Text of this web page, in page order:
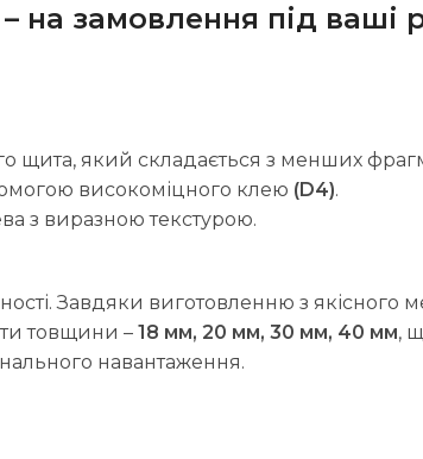
на замовлення під ваші
щита, який складається з менших
високоміцного клею (D4).
з виразною текстурою.
Завдяки виготовленню з якісного
товщини – 18 мм, 20 мм, 30 мм, 40 мм,
навантаження.